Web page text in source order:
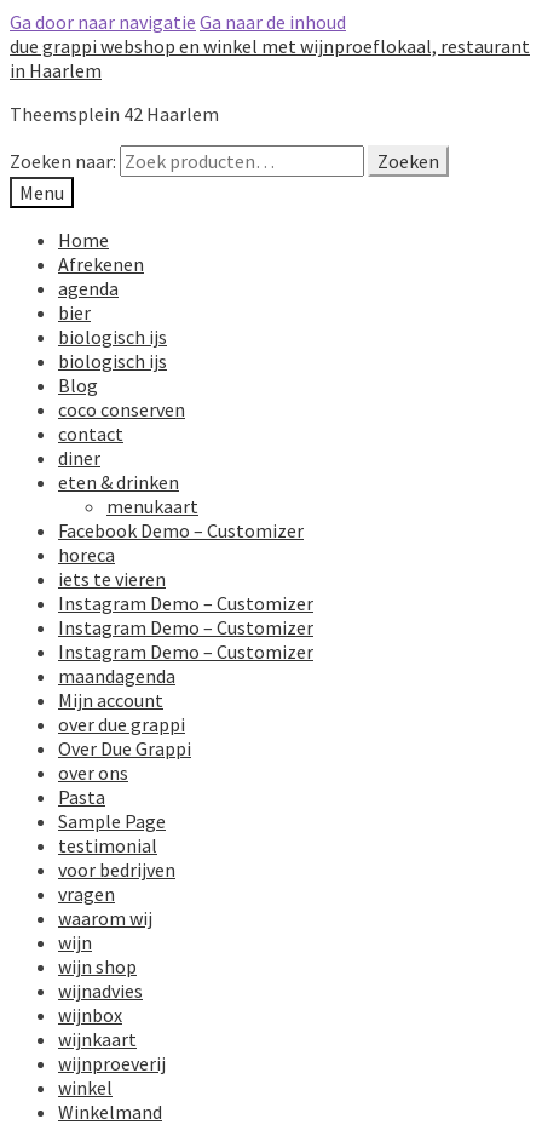
Ga door naar navigatie Ga naar de inhoud
due grappi webshop en winkel met wijnproeflokaal, restaurant
in Haarlem
Theemsplein 42 Haarlem
Zoeken naar:
Zoeken
Menu
Home
Afrekenen
agenda
bier
biologisch ijs
biologisch ijs
Blog
coco conserven
contact
diner
eten & drinken
menukaart
Facebook Demo – Customizer
horeca
iets te vieren
Instagram Demo – Customizer
Instagram Demo – Customizer
Instagram Demo – Customizer
maandagenda
Mijn account
over due grappi
Over Due Grappi
over ons
Pasta
Sample Page
testimonial
voor bedrijven
vragen
waarom wij
wijn
wijn shop
wijnadvies
wijnbox
wijnkaart
wijnproeverij
winkel
Winkelmand